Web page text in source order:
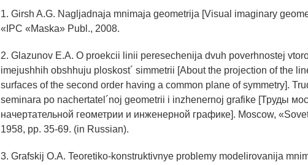
1. Girsh A.G. Nagljadnaja mnimaja geometrija [Visual imaginary
«IPC «Maska» Publ., 2008.
2. Glazunov E.A. O proekcii linii peresechenija dvuh poverhnostej
imejushhih obshhuju ploskost´ simmetrii [About the projection of the
surfaces of the second order having a common plane of symmetry].
seminara po nachertatel´noj geometrii i inzhenernoj grafike [Труды
начертательной геометрии и инженерной графике]. Moscow,
1958, pp. 35-69. (in Russian).
3. Grafskij O.A. Teoretiko-konstruktivnye problemy modelirovanija